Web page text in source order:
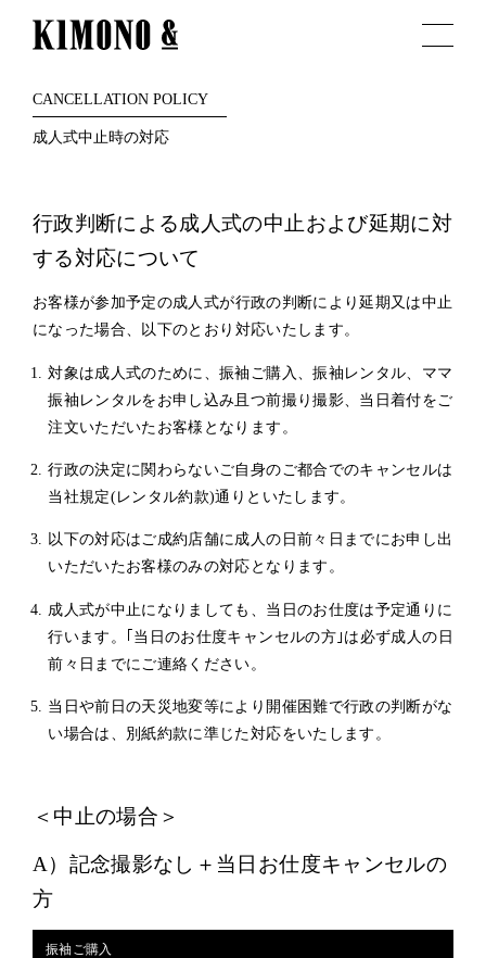
CANCELLATION POLICY
成人式中止時の対応
行政判断による成人式の中止および延期に対
する対応について
お客様が参加予定の成人式が行政の判断により延期又は中止
になった場合、以下のとおり対応いたします。
対象は成人式のために、振袖ご購入、振袖レンタル、ママ
振袖レンタルをお申し込み且つ前撮り撮影、当日着付をご
注文いただいたお客様となります。
行政の決定に関わらないご自身のご都合でのキャンセルは
当社規定(レンタル約款)通りといたします。
以下の対応はご成約店舗に成人の日前々日までにお申し出
いただいたお客様のみの対応となります。
成人式が中止になりましても、当日のお仕度は予定通りに
行います。｢当日のお仕度キャンセルの方｣は必ず成人の日
前々日までにご連絡ください。
当日や前日の天災地変等により開催困難で行政の判断がな
い場合は、別紙約款に準じた対応をいたします。
＜中止の場合＞
A）記念撮影なし＋当日お仕度キャンセルの
方
振袖ご購入